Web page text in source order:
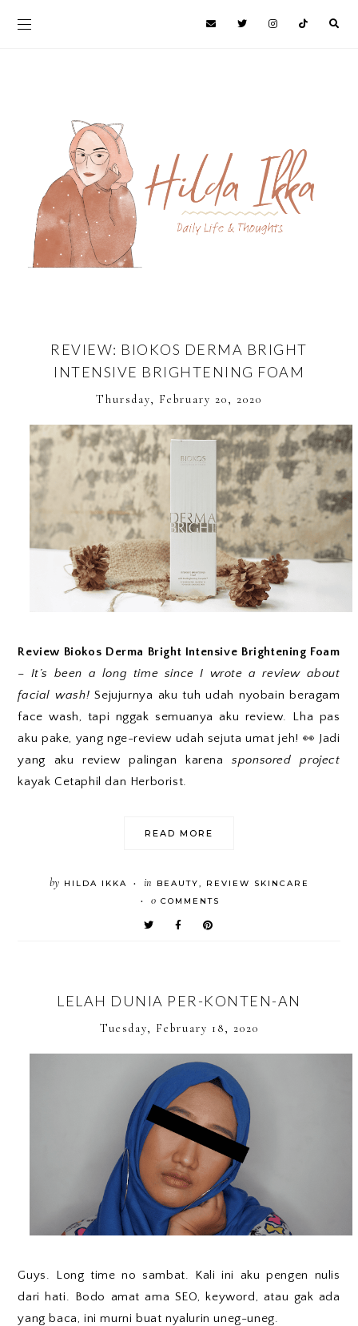
REVIEW: BIOKOS DERMA BRIGHT
INTENSIVE BRIGHTENING FOAM
Thursday, February 20, 2020
Review Biokos Derma Bright Intensive Brightening Foam
– It’s been a long time since I wrote a review about
facial wash! Sejujurnya aku tuh udah nyobain beragam
face wash, tapi nggak semuanya aku review. Lha pas
aku pake, yang nge-review udah sejuta umat jeh! 👀 Jadi
yang aku review palingan karenasponsored project
kayak Cetaphil dan Herborist.
READ MORE
by HILDA IKKA • in BEAUTY, REVIEW SKINCARE
• 0 COMMENTS
LELAH DUNIA PER-KONTEN-AN
Tuesday, February 18, 2020
Guys. Long time no sambat. Kali ini aku pengen nulis
dari hati. Bodo amat ama SEO, keyword, atau gak ada
yang baca, ini murni buat nyalurin uneg-uneg.